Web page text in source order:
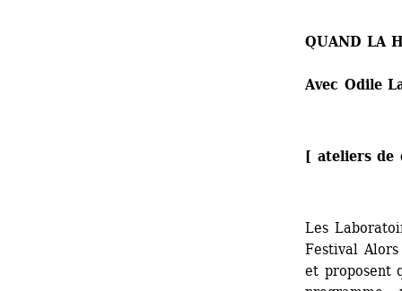
QUAND LA
Avec Odile
[ ateliers de
Les
Festival
et proposent